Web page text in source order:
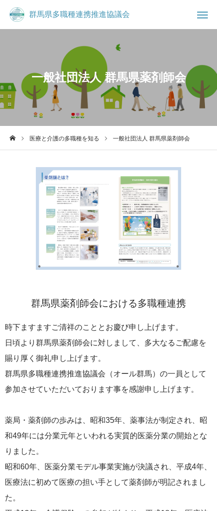
群馬県多職種連携推進協議会
一般社団法人 群馬県薬剤師会
医療と介護の多職種を知る 一般社団法人 群馬県薬剤師会
群馬県薬剤師会における多職種連携
時下ますますご清祥のこととお慶び申し上げます。
日頃より群馬県薬剤師会に対しまして、多大なるご配慮を
賜り厚く御礼申し上げます。
群馬県多職種連携推進協議会（オール群馬）の一員として
参加させていただいております事を感謝申し上げます。
薬局・薬剤師の歩みは、昭和35年、薬事法が制定され、昭
和49年には分業元年といわれる実質的医薬分業の開始とな
りました。
昭和60年、医薬分業モデル事業実施が決議され、平成4年、
医療法に初めて医療の担い手として薬剤師が明記されまし
た。
群馬県多職種連携推進協議会
お知らせ
 事務局 お問合せ
コミュニティ
群馬県多職種連携推進協議会について
医療・介護従事者へ